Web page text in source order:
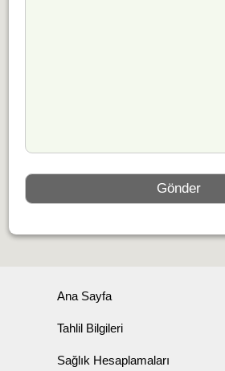
Ana Sayfa
Tahlil Bilgileri
Sağlık Hesaplamaları